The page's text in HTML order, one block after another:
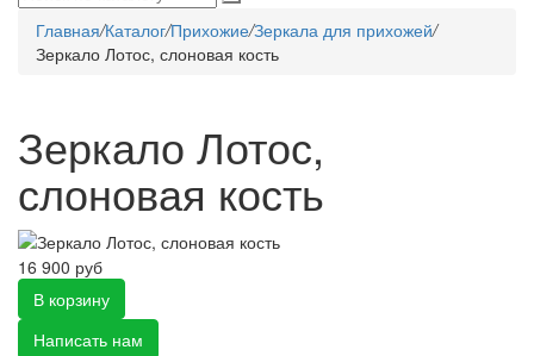
Главная/Каталог/Прихожие/Зеркала для прихожей/
Зеркало Лотос, слоновая кость
Зеркало Лотос,
слоновая кость
16 900 руб
В корзину
Написать нам